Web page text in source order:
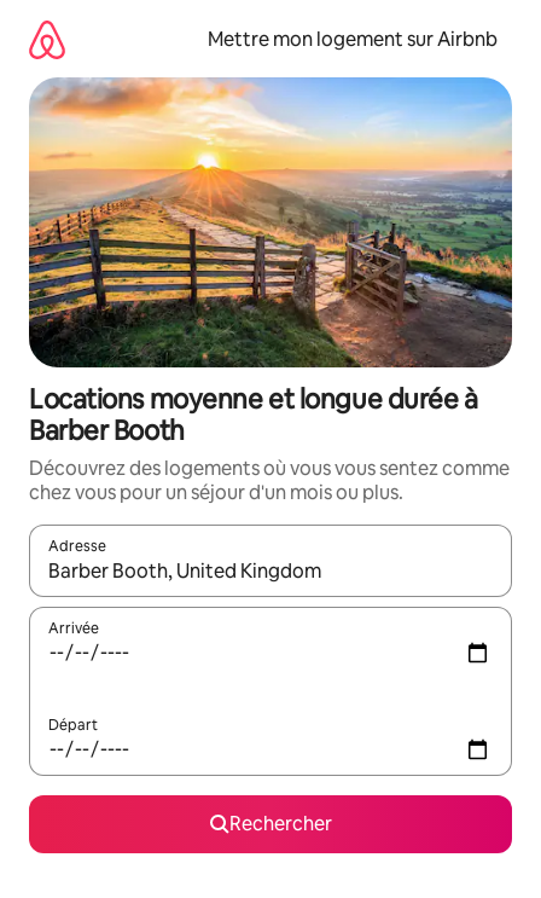
directement
contenu
Mettre mon logement sur Airbnb
Locations moyenne et longue durée à
Barber Booth
Découvrez des logements où vous vous sentez comme
chez vous pour un séjour d'un mois ou plus.
Adresse
Lorsque les résultats s'affichent, utilisez les flèches vers le
Arrivée
Départ
Rechercher